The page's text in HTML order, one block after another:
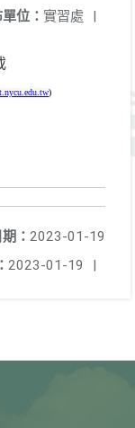
位： 實習處 |
)
： 2023-01-19
2023-01-19 |